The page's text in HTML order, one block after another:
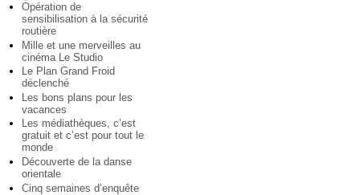
Opération de
sensibilisation à la sécurité
routière
Mille et une merveilles au
cinéma Le Studio
Le Plan Grand Froid
déclenché
Les bons plans pour les
vacances
Les médiathèques, c’est
gratuit et c’est pour tout le
monde
Découverte de la danse
orientale
Cinq semaines d’enquête